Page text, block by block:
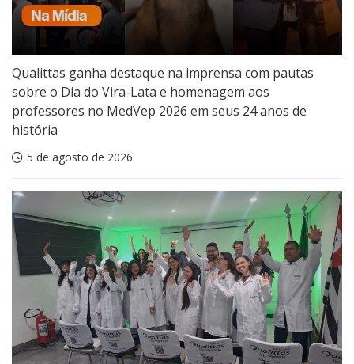
Qualittas ganha destaque na imprensa com pautas
sobre o Dia do Vira-Lata e homenagem aos
professores no MedVep 2026 em seus 24 anos de
história
5 de agosto de 2026